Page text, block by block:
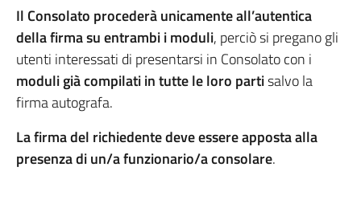
Il Consolato procederà unicamente all’autentica
della firma su entrambi i moduli, perciò si pregano gli
utenti interessati di presentarsi in Consolato con i
moduli già compilati in tutte le loro partisalvo la
firma autografa.
La firma del richiedente deve essere apposta alla
presenza di un/a funzionario/a consolare.